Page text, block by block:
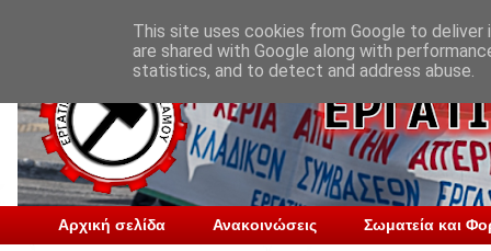
Αρχική σελίδα Ανακοινώσεις Σωματεία και
This site uses cookies from Google to
are shared with Google along with
statistics, and to detect and address abuse.